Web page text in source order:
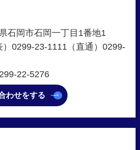
石岡市石岡一丁目1番地1
0299-23-1111（直通）0299-
22-5276
わせをする